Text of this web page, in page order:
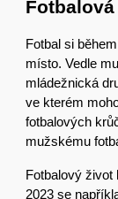
Fotbal si
místo. Vedle
mládežnická
ve kterém
fotbalových
mužskému
Fotbalový život
2023 se